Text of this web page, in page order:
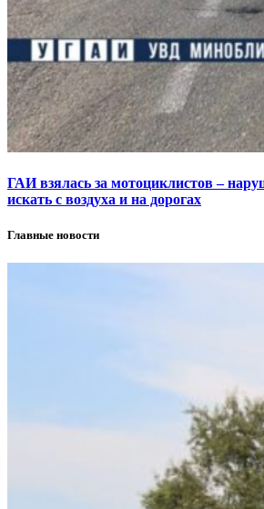
ГАИ взялась за мотоциклистов –
искать с воздуха и на дорогах
Главные новости